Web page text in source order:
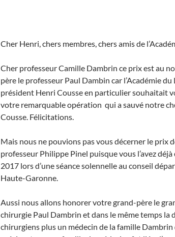
Cher Henri, chers membres, chers amis de
Cher professeur Camille Dambrin ce prix est au
père le professeur Paul Dambin car l’Académie du
président Henri Cousse en particulier souhaitait
votre remarquable opération qui a sauvé notre
Cousse. Félicitations.
Mais nous ne pouvions pas vous décerner le prix
professeur Philippe Pinel puisque vous l’avez
2017 lors d’une séance solennelle au conseil
Haute-Garonne.
Aussi nous allons honorer votre grand-père le
chirurgie Paul Dambrin et dans le même temps la
chirurgiens plus un médecin de la famille Dambrin